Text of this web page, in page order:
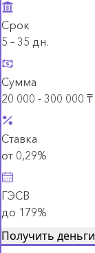
Срок
5 – 35 дн.
Сумма
20 000 - 300 000 ₸
Ставка
от 0,29%
ГЭСВ
до 179%
Получить деньги